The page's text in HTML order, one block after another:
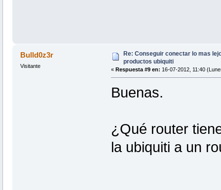
Bulld0z3r
Visitante
Re: Conseguir conectar lo mas
productos ubiquiti
« Respuesta #9 en: 16-07-2012, 11:40
Buenas.
¿Qué router
la ubiquiti a un